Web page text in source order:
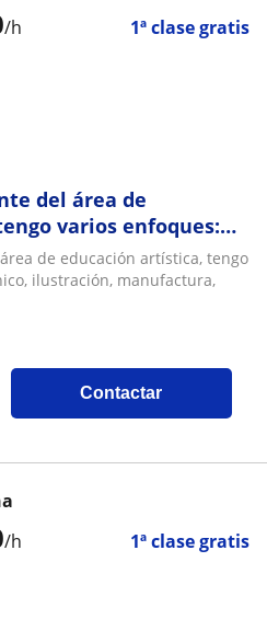
/h 1ª clase gratis
del área de
varios enfoques:
manufactura,
de educación artística, tengo
ilustración, manufactura,
Contactar
/h 1ª clase gratis